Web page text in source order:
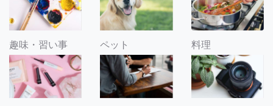
趣味・習い事 ペット 料理